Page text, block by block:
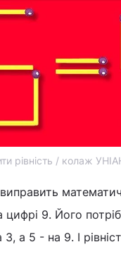
рівність / колаж
9. Його
а 5 - на 9. І